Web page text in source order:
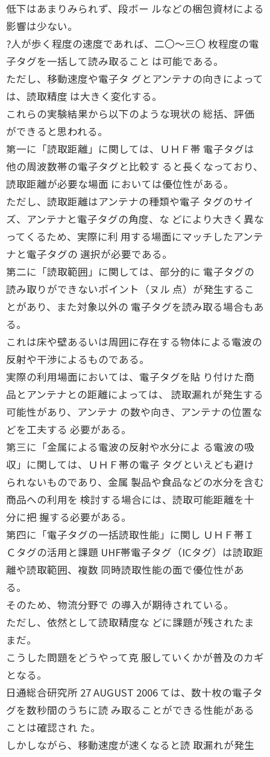
低下はあまりみられず、段ボー ルなどの梱包資材による
影響は少ない。
?人が歩く程度の速度であれば、二〇〜三〇 枚程度の電
子タグを一括して読み取ること は可能である。
ただし、移動速度や電子タ グとアンテナの向きによって
は、読取精度 は大きく変化する。
これらの実験結果から以下のような現状の 総括、評価
ができると思われる。
第一に「読取距離」に関しては、ＵＨＦ帯 電子タグは
他の周波数帯の電子タグと比較す ると長くなっており、
読取距離が必要な場面 においては優位性がある。
ただし、読取距離はアンテナの種類や電子 タグのサイ
ズ、アンテナと電子タグの角度、な どにより大きく異な
ってくるため、実際に利 用する場面にマッチしたアンテ
ナと電子タグの 選択が必要である。
第二に「読取範囲」に関しては、部分的に 電子タグの
読み取りができないポイント（ヌル 点）が発生するこ
とがあり、また対象以外の 電子タグを読み取る場合もあ
る。
これは床や壁あるいは周囲に存在する物体による電波の
反射や干渉によるものである。
実際の利用場面においては、電子タグを貼 り付けた商
品とアンテナとの距離によっては、 読取漏れが発生する
可能性があり、アンテナ の数や向き、アンテナの位置な
どを工夫する 必要がある。
第三に「金属による電波の反射や水分によ る電波の吸
収」に関しては、ＵＨＦ帯の電子 タグといえども避け
られないものであり、金属 製品や食品などの水分を含む
商品への利用を 検討する場合には、読取可能距離を十
分に把 握する必要がある。
第四に「電子タグの一括読取性能」に関し ＵＨＦ帯Ｉ
Ｃタグの活用と課題 UHF帯電子タグ（ICタグ）は読取距
離や読取範囲、複数 同時読取性能の面で優位性があ
る。
そのため、物流分野で の導入が期待されている。
ただし、依然として読取精度な どに課題が残されたま
まだ。
こうした問題をどうやって克 服していくかが普及のカギ
となる。
日通総合研究所 27 AUGUST 2006 ては、数十枚の電子タ
グを数秒間のうちに読 み取ることができる性能がある
ことは確認され た。
しかしながら、移動速度が速くなると読 取漏れが発生